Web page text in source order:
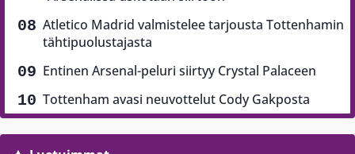
Atletico Madrid valmistelee tarjousta Tottenhamin
tähtipuolustajasta
Entinen Arsenal-peluri siirtyy Crystal Palaceen
Tottenham avasi neuvottelut Cody Gakposta